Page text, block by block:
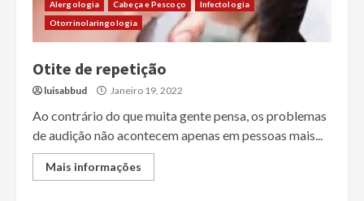
Alergologia Cabeça e Pescoço
Infectologia
Otorrinolaringologia
Otite de repetição
luisabbud Janeiro 19, 2022
Ao contrário do que muita gente pensa, os problemas
de audição não acontecem apenas em pessoas mais...
Mais informações